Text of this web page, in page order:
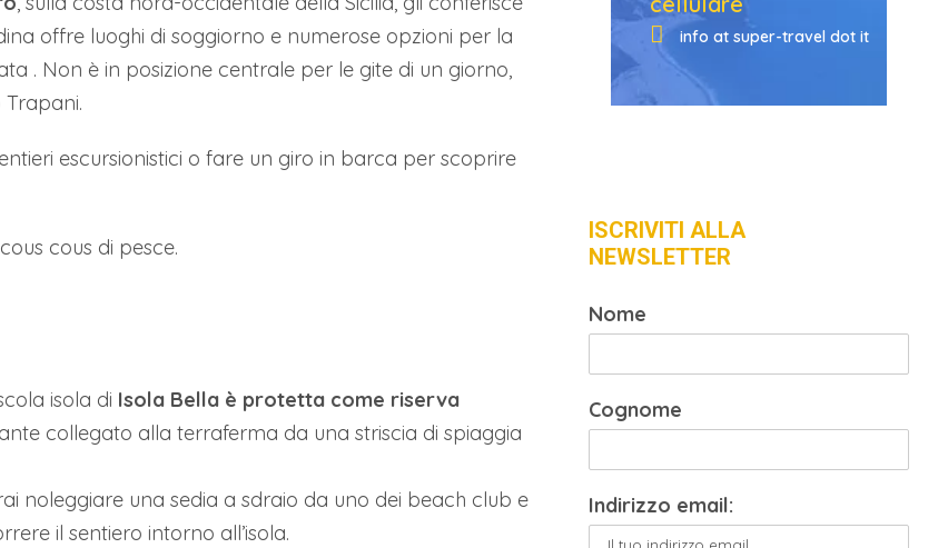
offre luoghi di soggiorno e numerose opzioni per la
. Non è in posizione centrale per le gite di un giorno,
escursionistici o fare un giro in barca per scoprire
cous di pesce.
isola di Isola Bella è protetta come riserva
collegato alla terraferma da una striscia di spiaggia
noleggiare una sedia a sdraio da uno dei beach club e
il sentiero intorno all’isola.
info at super-travel dot it
ISCRIVITI ALLA
NEWSLETTER
Nome
Cognome
Indirizzo email: